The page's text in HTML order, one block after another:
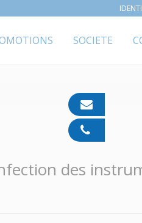
SOCIETE
des
91
05
55